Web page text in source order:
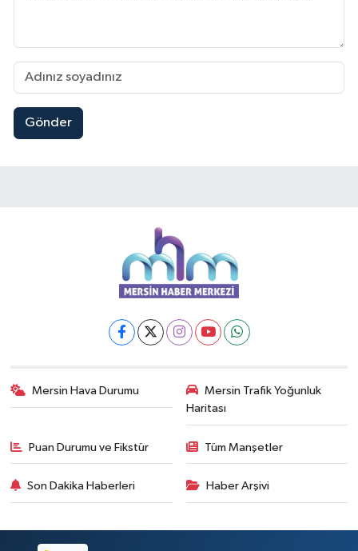
Gönder
Mersin Hava Durumu
Mersin Trafik Yoğunluk
Haritası
Puan Durumu ve Fikstür Tüm Manşetler
Son Dakika Haberleri Haber Arşivi